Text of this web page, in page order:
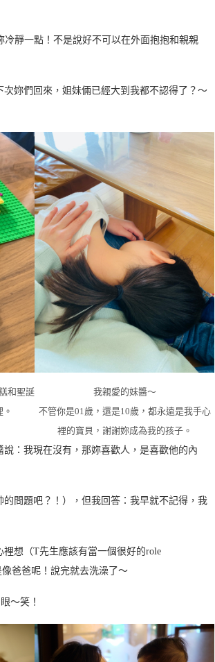
靜一點！不是說好不可以在外面抱抱和親親
妳們回來，姐妹倆已經大到我都不認得了？～
和聖誕
我親愛的妹醬～
不管你是01歲，還是10歲，都永遠是我手心
裡的寶貝，謝謝妳成為我的孩子。
：我現在沒有，那妳喜歡人，是喜歡他的內
問題吧？！），但我回答：我早就不記得，我
想（T先生應該有當一個很好的role
爸爸呢！說完就去洗澡了～
～笑！